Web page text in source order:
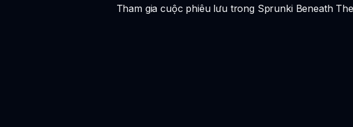
Tham gia cuộc phiêu lưu trong Sprunki Beneath